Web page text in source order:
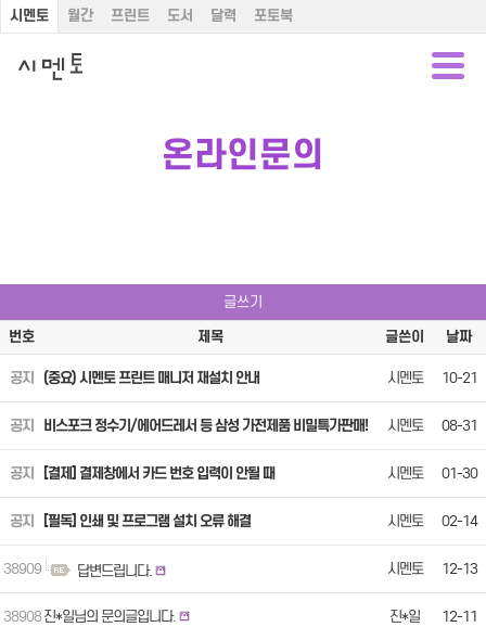
시멘토 월간 프린트 도서 달력 포토북
온라인문의
글쓰기
번호
제목 글쓴이 날짜
공지 (중요) 시멘토 프린트 매니저 재설치 안내 시멘토 10-21
공지 비스포크 정수기/에어드레서 등 삼성 가전제품 비밀특가판매! 시멘토 08-31
공지 [결제] 결제창에서 카드 번호 입력이 안될 때 시멘토 01-30
공지 [필독] 인쇄 및 프로그램 설치 오류 해결 시멘토 02-14
38909 답변드립니다. 시멘토 12-13
38908 진*일님의 문의글입니다. 진*일 12-11